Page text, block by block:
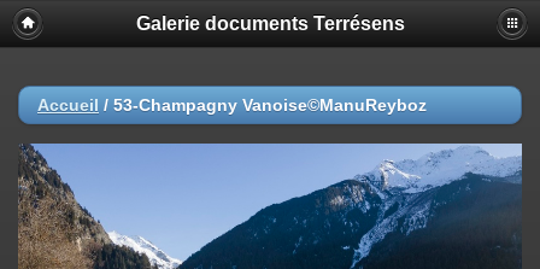
Galerie documents Terrésens
Accueil / 53-Champagny Vanoise©ManuReyboz